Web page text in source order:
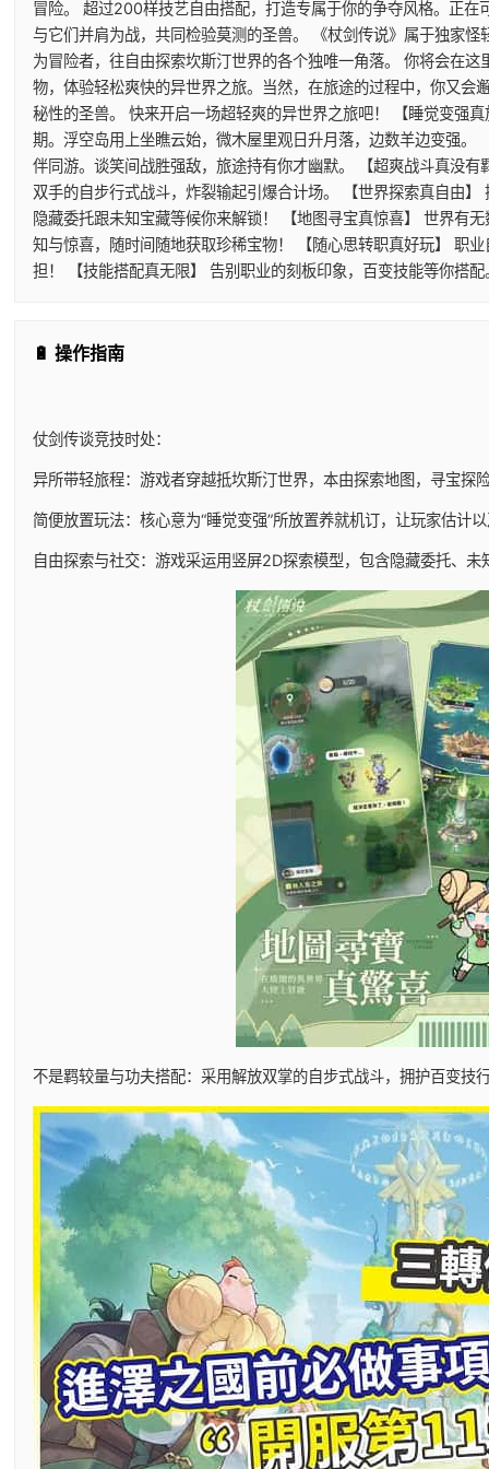
冒险。 超过200样技艺自由搭配，打造专属于你的争夺风格。正在
与它们并肩为战，共同检验莫测的圣兽。 《杖剑传说》属于独家
为冒险者，往自由探索坎斯汀世界的各个独唯一角落。 你将会在
物，体验轻松爽快的异世界之旅。当然，在旅途的过程中，你又会
秘性的圣兽。 快来开启一场超轻爽的异世界之旅吧！ 【睡觉变强
期。浮空岛用上坐瞧云始，微木屋里观日升月落，边数羊边变强。
伴同游。谈笑间战胜强敌，旅途持有你才幽默。 【超爽战斗真没
双手的自步行式战斗，炸裂输起引爆合计场。 【世界探索真自由
隐藏委托跟未知宝藏等候你来解锁！ 【地图寻宝真惊喜】 世界有
知与惊喜，随时间随地获取珍稀宝物！ 【随心思转职真好玩】 职
担！ 【技能搭配真无限】 告别职业的刻板印象，百变技能等你搭
🔋 操作指南
仗剑传谈竞技时处：
异所带轻旅程：游戏者穿越抵坎斯汀世界，本由探索地图，寻宝探
简便放置玩法：核心意为“睡觉变强”所放置养就机订，让玩家估计
自由探索与社交：游戏采运用竖屏2D探索模型，包含隐藏委托、
不是羁较量与功夫搭配：采用解放双掌的自步式战斗，拥护百变技